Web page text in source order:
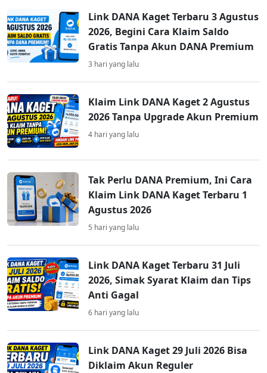
Link DANA Kaget Terbaru 3 Agustus
2026, Begini Cara Klaim Saldo
Gratis Tanpa Akun DANA Premium
3 hari yang lalu
Klaim Link DANA Kaget 2 Agustus
2026 Tanpa Upgrade Akun Premium
4 hari yang lalu
Tak Perlu DANA Premium, Ini Cara
Klaim Link DANA Kaget Terbaru 1
Agustus 2026
5 hari yang lalu
Link DANA Kaget Terbaru 31 Juli
2026, Simak Syarat Klaim dan Tips
Anti Gagal
6 hari yang lalu
Link DANA Kaget 29 Juli 2026 Bisa
Diklaim Akun Reguler